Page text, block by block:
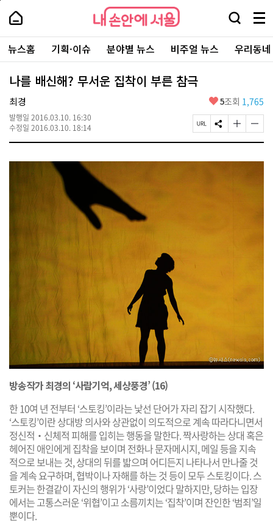
본
로
가
내
손
안
에
서
울
-
서
울
시
대
표
소
포
내
손
에
울
검
창
열
기
메
뉴
전
체
보
주
요
서
뉴스홈 기획·이슈 분야별 뉴스 비주얼 뉴스 우리동
나를 배신해? 무서운 집착이 부른 참극
최경
발행일 2016.03.10. 16:30
수정일 2016.03.10. 18:14
좋
요
5조회 1,765
페
이
U
S
N
공
글
자
기
글
자
기
방송작가 최경의 ‘사람기억, 세상풍경’ (16)
한 10여 년 전부터 ‘스토킹’이라는 낯선 단어가 자리 잡기 시작했다.
‘스토킹’이란 상대방 의사와 상관없이 의도적으로 계속 따라다니면서
정신적‧신체적 피해를 입히는 행동을 말한다. 짝사랑하는 상대 혹은
헤어진 애인에게 집착을 보이며 전화나 문자메시지, 메일 등을 지속
적으로 보내는 것, 상대의 뒤를 밟으며 어디든지 나타나서 만나줄 것
을 계속 요구하며, 협박이나 자해를 하는 것 등이 모두 스토킹이다. 스
토커는 한결같이 자신의 행위가 ‘사랑’이었다 말하지만, 당하는 입장
에서는 고통스러운 ‘위협’이고 소름끼치는 ‘집착’이며 잔인한 ‘범죄’일
뿐이다.
페
상
단
로